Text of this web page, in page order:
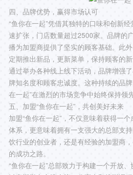
四、品牌优势，赢得市场认可
“鱼你在一起”凭借其独特的口味和创新
速扩张，门店数量超过2500家。品牌的
播为加盟商提供了坚实的顾客基础。此
定期推出新品，更新菜单，保持顾客的新
通过举办各种线上线下活动，品牌增强
牌知名度和顾客忠诚度。这种持续的品
在一起”在激烈的市场竞争中始终保持领先
五、加盟“鱼你在一起”，共创美好未来
加盟“鱼你在一起”，不仅意味着获得一
体系，更意味着拥有一支强大的总部支
饮行业的创业者，还是有经验的加盟商
的成功之路。
“鱼你在一起”总部致力于构建一个开放